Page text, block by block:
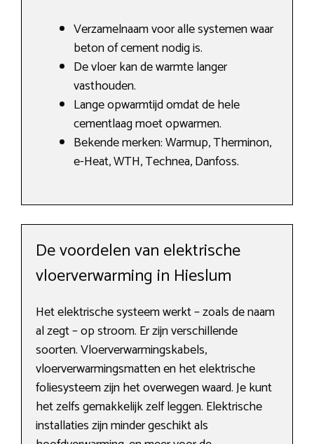
Verzamelnaam voor alle systemen waar
beton of cement nodig is.
De vloer kan de warmte langer
vasthouden.
Lange opwarmtijd omdat de hele
cementlaag moet opwarmen.
Bekende merken: Warmup, Therminon,
e-Heat, WTH, Technea, Danfoss.
De voordelen van elektrische
vloerverwarming in Hieslum
Het elektrische systeem werkt – zoals de naam
al zegt – op stroom. Er zijn verschillende
soorten. Vloerverwarmingskabels,
vloerverwarmingsmatten en het elektrische
foliesysteem zijn het overwegen waard. Je kunt
het zelfs gemakkelijk zelf leggen. Elektrische
installaties zijn minder geschikt als